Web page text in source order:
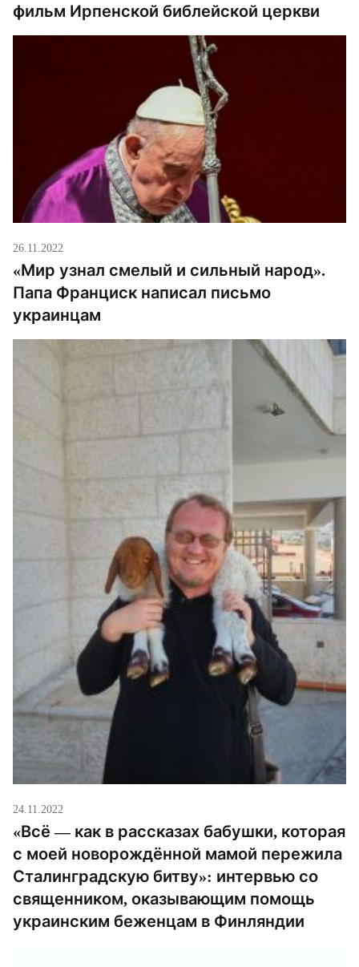
фильм Ирпенской библейской церкви
26.11.2022
«Мир узнал смелый и сильный народ».
Папа Франциск написал письмо
украинцам
24.11.2022
«Всё — как в рассказах бабушки, которая
с моей новорождённой мамой пережила
Сталинградскую битву»: интервью со
священником, оказывающим помощь
украинским беженцам в Финляндии